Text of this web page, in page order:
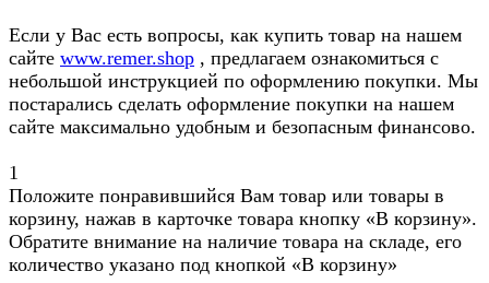
Если у Вас есть вопросы, как купить товар на нашем
сайте www.remer.shop , предлагаем ознакомиться с
небольшой инструкцией по оформлению покупки. Мы
постарались сделать оформление покупки на нашем
сайте максимально удобным и безопасным финансово.
1
Положите понравившийся Вам товар или товары в
корзину, нажав в карточке товара кнопку «В корзину».
Обратите внимание на наличие товара на складе, его
количество указано под кнопкой «В корзину»